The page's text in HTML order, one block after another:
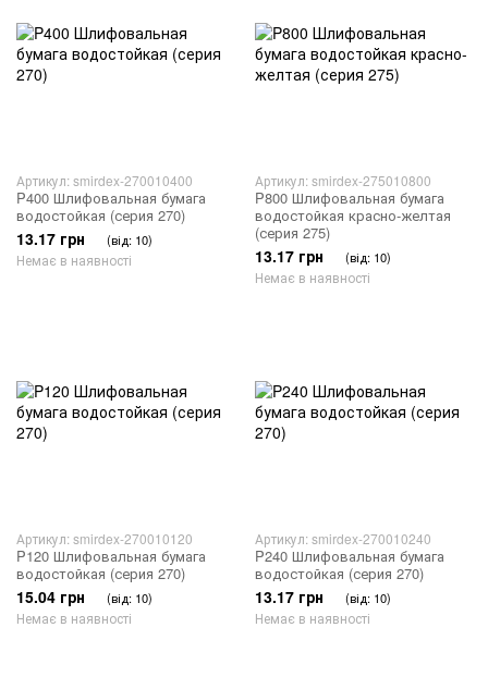
Артикул: smirdex-270010400
P400 Шлифовальная бумага
водостойкая (серия 270)
13.17 грн (від: 10)
Немає в наявності
Артикул: smirdex-275010800
P800 Шлифовальная бумага
водостойкая красно-желтая
(серия 275)
13.17 грн (від: 10)
Немає в наявності
Артикул: smirdex-270010120
P120 Шлифовальная бумага
водостойкая (серия 270)
15.04 грн (від: 10)
Немає в наявності
Артикул: smirdex-270010240
P240 Шлифовальная бумага
водостойкая (серия 270)
13.17 грн (від: 10)
Немає в наявності